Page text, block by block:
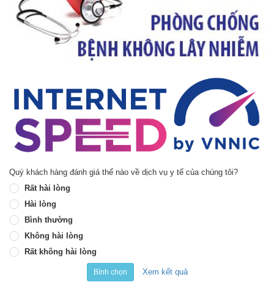
Quý khách hàng đánh giá thế nào về dịch vụ y tế của chúng tôi?
Rất hài lòng
Hài lòng
Bình thường
Không hài lòng
Rất không hài lòng
Bình chọn Xem kết quả